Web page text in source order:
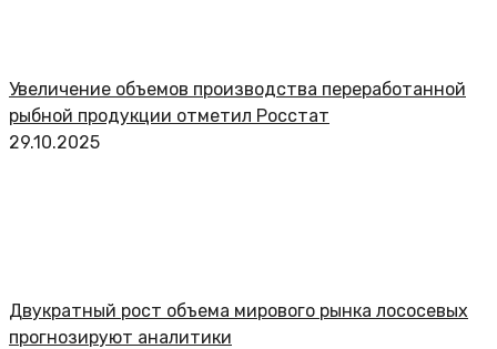
Увеличение объемов производства переработанной
рыбной продукции отметил Росстат
29.10.2025
Двукратный рост объема мирового рынка лососевых
прогнозируют аналитики